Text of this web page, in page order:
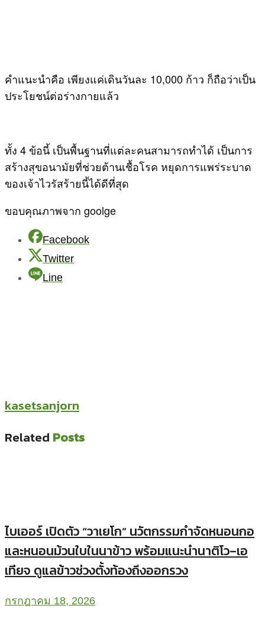
คำแนะนำคือ เพียงแค่เดินวันละ 10,000 ก้าว ก็ถือว่าเป็น
ประโยชน์ต่อร่างกายแล้ว
ทั้ง 4 ข้อนี้ เป็นพื้นฐานที่แต่ละคนสามารถทำได้ เป็นการ
สร้างสุขอนามัยที่ช่วยต้านเชื้อโรค หยุดการแพร่ระบาด
ของเจ้าไวรัสร้ายนี้ได้ดีที่สุด
ขอบคุณภาพจาก goolge
Facebook
Twitter
Line
kasetsanjorn
Related Posts
ไบเออร์ เปิดตัว “วาเยโก” นวัตกรรมกำจัดหนอนกอ
และหนอนม้วนใบในนาข้าว พร้อมแนะนำนาติโว–เอ
เทียจ ดูแลข้าวช่วงตั้งท้องถึงออกรวง
กรกฎาคม 18, 2026